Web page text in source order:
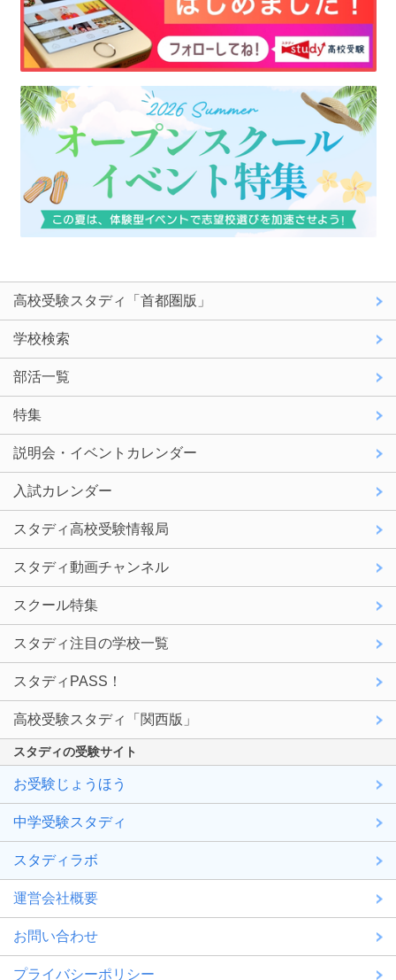
高校受験スタディ「首都圏版」
学校検索
部活一覧
特集
説明会・イベントカレンダー
入試カレンダー
スタディ高校受験情報局
スタディ動画チャンネル
スクール特集
スタディ注目の学校一覧
スタディPASS！
高校受験スタディ「関西版」
スタディの受験サイト
お受験じょうほう
中学受験スタディ
スタディラボ
運営会社概要
お問い合わせ
プライバシーポリシー